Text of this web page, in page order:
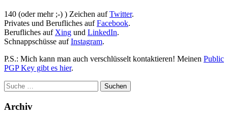
140 (oder mehr ;-) ) Zeichen aufTwitter.
Privates und Berufliches aufFacebook.
Berufliches auf Xing und LinkedIn.
Schnappschüsse aufInstagram.
P.S.: Mich kann man auch verschlüsselt kontaktieren! Meinen Public
PGP Key gibt es hier.
Archiv